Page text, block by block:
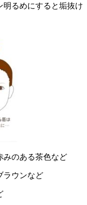
明るめにすると垢抜け
みのある茶色など
ラウンなど